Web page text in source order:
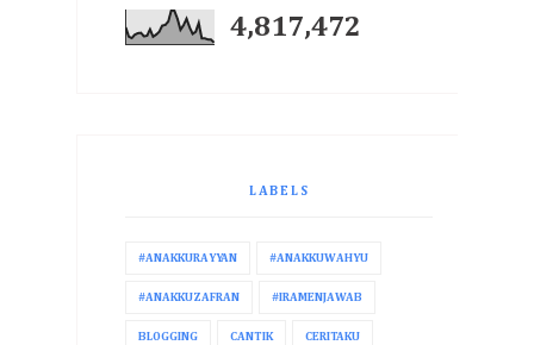
4,817,472
LABELS
#ANAKKURAYYAN #ANAKKUWAHYU
#ANAKKUZAFRAN #IRAMENJAWAB
BLOGGING CANTIK CERITAKU